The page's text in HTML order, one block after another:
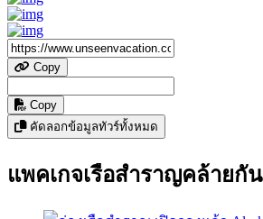
Copy
Copy
คัดลอกข้อมูลทัวร์ทั้งหมด
แพคเกจเรือสำราญคล้ายกัน